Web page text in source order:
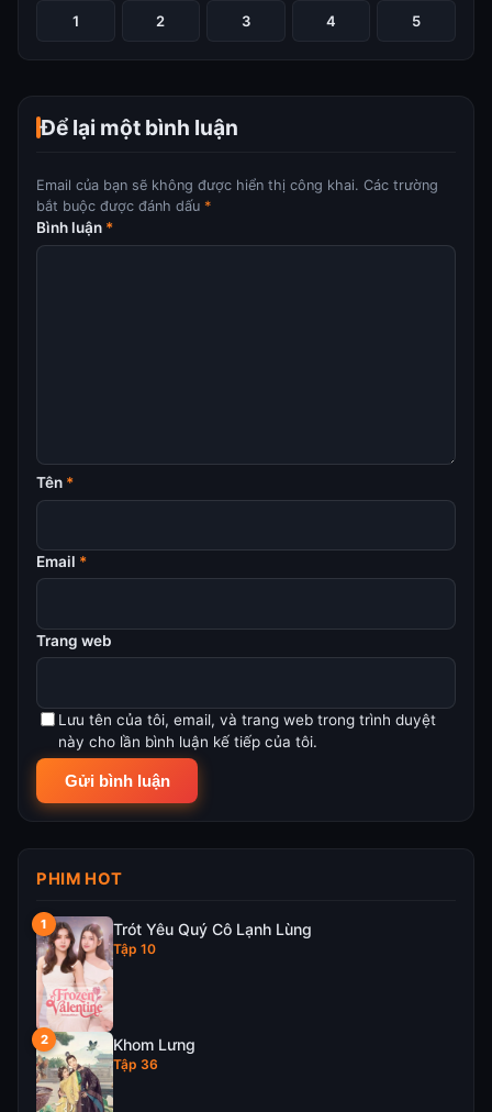
1 2 3 4 5
Để lại một bình luận
Email của bạn sẽ không được hiển thị công khai. Các trường
bắt buộc được đánh dấu *
Bình luận *
Tên *
Email *
Trang web
Lưu tên của tôi, email, và trang web trong trình duyệt
này cho lần bình luận kế tiếp của tôi.
PHIM HOT
Trót Yêu Quý Cô Lạnh Lùng
Tập 10
Khom Lưng
Tập 36